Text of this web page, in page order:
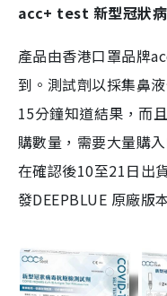
acc+ test 新型冠狀
產品由香港口罩品牌
到。測試劑以採集鼻
15分鐘知道結果，而
購數量，需要大量購
在確認後10至21日出
發DEEPBLUE 原廠版